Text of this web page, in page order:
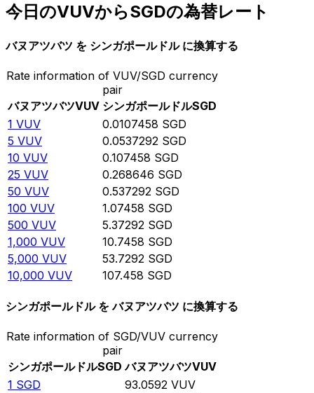
今日のVUVからSGDの為替レート
バヌアツバツ を シンガポールドル に換算する
Rate information of VUV/SGD currency
pair
バヌアツバツVUV シンガポールドルSGD
1 VUV 0.0107458 SGD
5 VUV 0.0537292 SGD
10 VUV 0.107458 SGD
25 VUV 0.268646 SGD
50 VUV 0.537292 SGD
100 VUV 1.07458 SGD
500 VUV 5.37292 SGD
1,000 VUV 10.7458 SGD
5,000 VUV 53.7292 SGD
10,000 VUV 107.458 SGD
シンガポールドル を バヌアツバツ に換算する
Rate information of SGD/VUV currency
pair
シンガポールドルSGD バヌアツバツVUV
1 SGD 93.0592 VUV